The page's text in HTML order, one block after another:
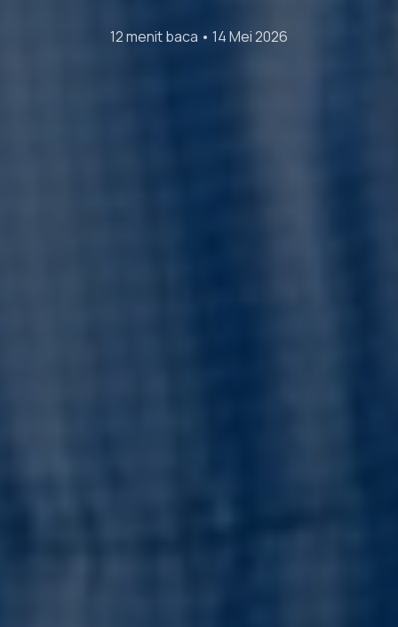
12 menit baca • 14 Mei 2026